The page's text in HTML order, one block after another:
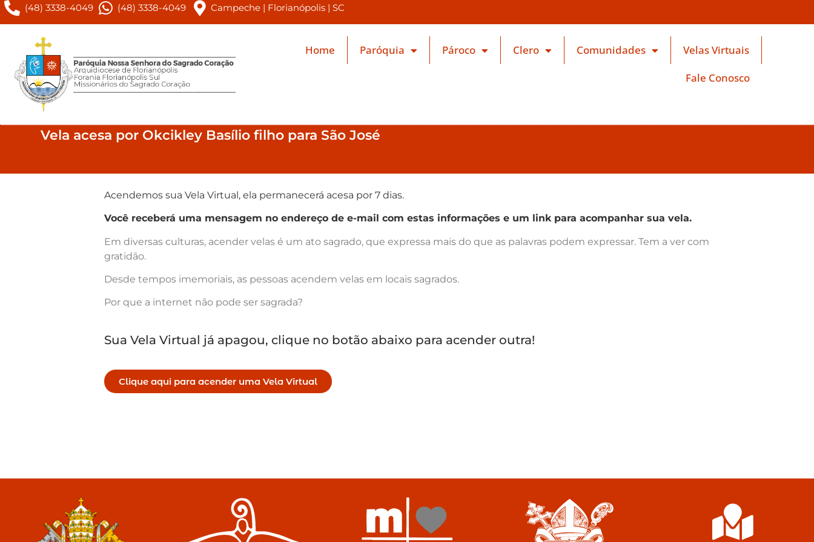
(48) 3338-4049 (48) 3338-4049 Campeche | Florianópolis | SC
Home Paróquia Pároco Clero Comunidades
Velas Virtuais
Fale Conosco
Vela acesa por Okcikley Basílio filho para São José
Acendemos sua Vela Virtual, ela permanecerá acesa por 7 dias.
Você receberá uma mensagem no endereço de e-mail com estas informações e um link para acompanhar sua vela.
Em diversas culturas, acender velas é um ato sagrado, que expressa mais do que as palavras podem expressar. Tem a ver com
gratidão.
Desde tempos imemoriais, as pessoas acendem velas em locais sagrados.
Por que a internet não pode ser sagrada?
Sua Vela Virtual já apagou, clique no botão abaixo para acender outra!
Clique aqui para acender uma Vela Virtual